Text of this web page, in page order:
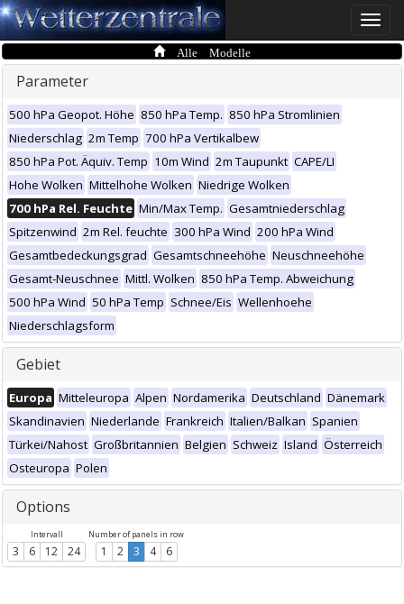
Toggle
Alle Modelle
Parameter
500 hPa Geopot. Höhe 850 hPa Temp. 850 hPa Stromlinien
Niederschlag 2m Temp 700 hPa Vertikalbew
850 hPa Pot. Äquiv. Temp 10m Wind 2m Taupunkt CAPE/LI
Hohe Wolken Mittelhohe Wolken Niedrige Wolken
700 hPa Rel. Feuchte Min/Max Temp. Gesamtniederschlag
Spitzenwind 2m Rel. feuchte 300 hPa Wind 200 hPa Wind
Gesamtbedeckungsgrad Gesamtschneehöhe Neuschneehöhe
Gesamt-Neuschnee Mittl. Wolken 850 hPa Temp. Abweichung
500 hPa Wind 50 hPa Temp Schnee/Eis Wellenhoehe
Niederschlagsform
Gebiet
Europa Mitteleuropa Alpen Nordamerika Deutschland Dänemark
Skandinavien Niederlande Frankreich Italien/Balkan Spanien
Türkei/Nahost Großbritannien Belgien Schweiz Island Österreich
Osteuropa Polen
Options
Intervall
3 6 12 24
Number of panels in row
1 2 3 4 6